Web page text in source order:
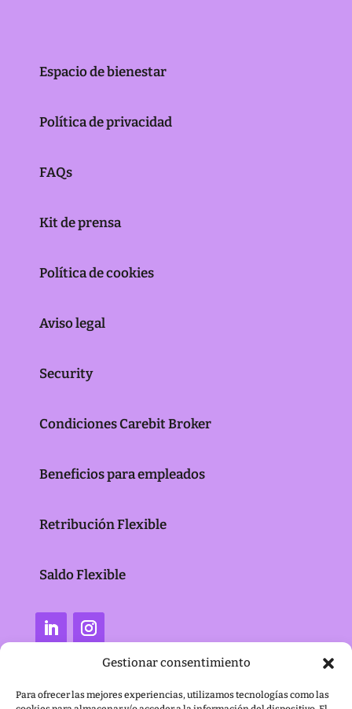
Gestionar consentimiento
Para ofrecer las mejores experiencias, utilizamos tecnologías como las
Espacio de bienestar
Política de privacidad
FAQs
Kit de prensa
Política de cookies
Aviso legal
Security
Condiciones Carebit Broker
Beneficios para empleados
Retribución Flexible
Saldo Flexible